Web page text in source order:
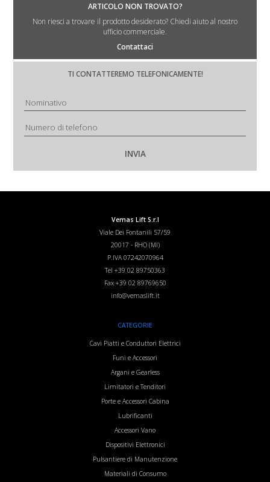
ARTICOLO NON TROVATO?
Non riesci a trovare il prodotto desiderato? Chiedi aiuto al nostro
ufficio commerciale.
Contattaci
TI CONTATTEREMO TELEFONICAMENTE!
Vemas Lift S.r.l
Viale Dei Fontanili 57/59
20017 - RHO (MI)
P.IVA 07242070964
Tel +39 02 89750363
Fax +39 02 89769650
info@vemaslift.it
CATEGORIE
Cavi Piatti e Conduttori Elettrici
Funi e Accessori
Argani e Gearless
Limitatori e Tenditori
Porte e Accessori Cabina
Lubrificanti
Accessori Vano
Dispositivi Elettronici
Pulsantiere di Manutenzione
Materiali di Consumo